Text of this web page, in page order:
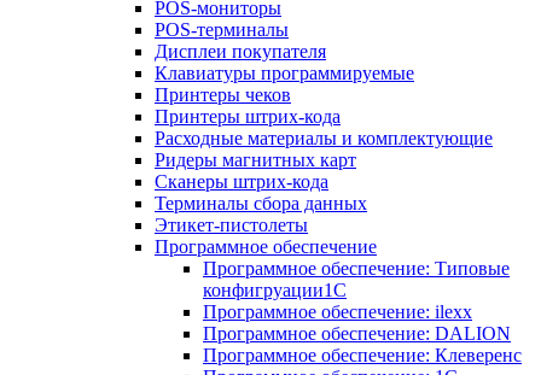
POS-мониторы
POS-терминалы
Дисплеи покупателя
Клавиатуры программируемые
Принтеры чеков
Принтеры штрих-кода
Расходные материалы и комплектующие
Ридеры магнитных карт
Сканеры штрих-кода
Терминалы сбора данных
Этикет-пистолеты
Программное обеспечение
Программное обеспечение: Типовые
конфигруации1С
Программное обеспечение: ilexx
Программное обеспечение: DALION
Программное обеспечение: Клеверенс